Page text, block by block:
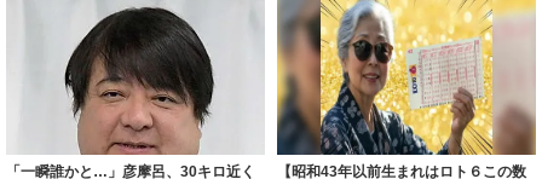
「一瞬誰かと…」彦摩呂、30キロ近く 【昭和43年以前生まれはロト６この数